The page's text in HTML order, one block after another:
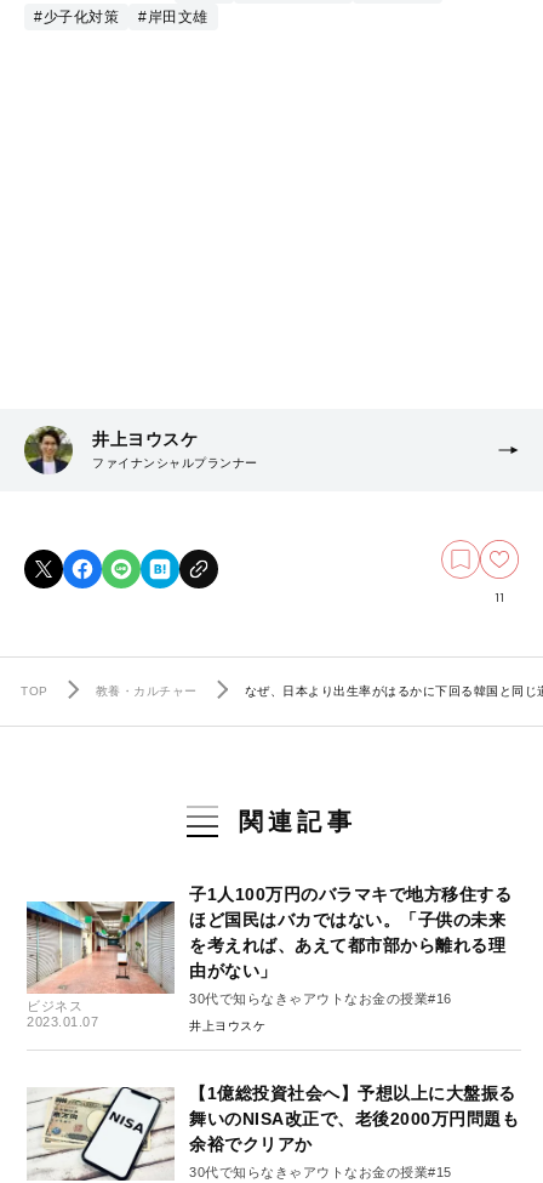
#少子化対策
#岸田文雄
井上ヨウスケ
ファイナンシャルプランナー
11
TOP 教養・カルチャー なぜ、日本より出生率がはるかに下回る韓国と同
関連記事
ビジネス
2023.01.07
子1人100万円のバラマキで地方移住する
ほど国民はバカではない。「子供の未来
を考えれば、あえて都市部から離れる理
由がない」
30代で知らなきゃアウトなお金の授業#16
井上ヨウスケ
【1億総投資社会へ】予想以上に大盤振る
舞いのNISA改正で、老後2000万円問題も
余裕でクリアか
30代で知らなきゃアウトなお金の授業#15